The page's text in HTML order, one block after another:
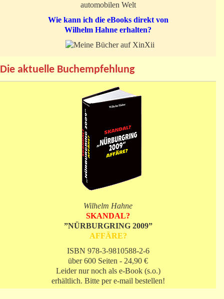
automobilen Welt
Wie kann ich die eBooks direkt von
Wilhelm Hahne erhalten?
Die aktuelle Buchempfehlung
Wilhelm Hahne
SKANDAL?
”NÜRBURGRING 2009”
AFFÄRE?
ISBN 978-3-9810588-2-6
über 600 Seiten - 24,90 €
Leider nur noch als e-Book (s.o.)
erhältlich. Bitte per e-mail bestellen!